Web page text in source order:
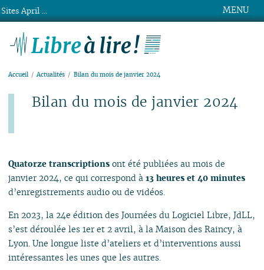
MENU
Accueil Actualités Bilan du mois de janvier 2024
Bilan du mois de janvier 2024
Quatorze transcriptions ont été publiées au mois de
janvier 2024, ce qui correspond à13 heures et 40 minutes
d’enregistrements audio ou de vidéos.
En 2023, la 24e édition des Journées du Logiciel Libre, JdLL,
s’est déroulée les 1er et 2 avril, à la Maison des Raincy, à
Lyon. Une longue liste d’ateliers et d’interventions aussi
intéressantes les unes que les autres.
Sites April ...